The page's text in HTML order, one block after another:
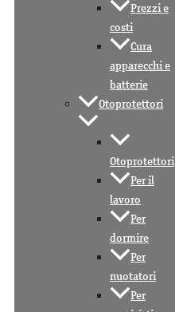
Prezzi e
costi
Cura
apparecchi e
batterie
Otoprotettori
Otoprotettori
Per il
lavoro
Per
dormire
Per
nuotatori
Per